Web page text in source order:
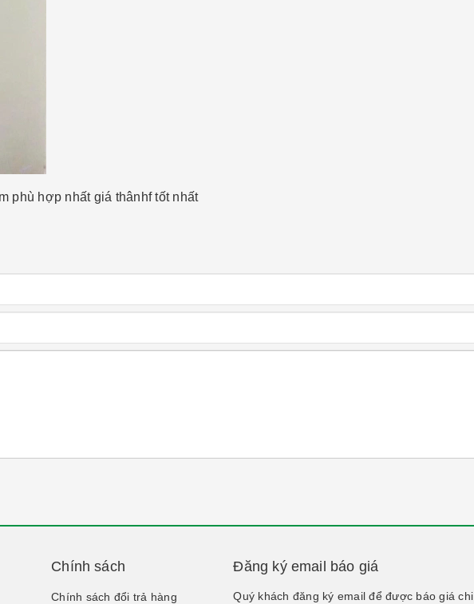
phù hợp nhất giá thânhf tốt nhất
Chính sách
Chính sách đổi trả hàng
Đăng ký email báo giá
Quý khách đăng ký email để được báo giá chi